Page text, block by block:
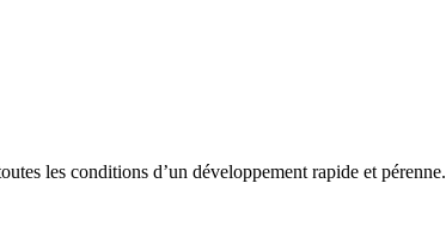
les conditions d’un développement rapide et pérenne.